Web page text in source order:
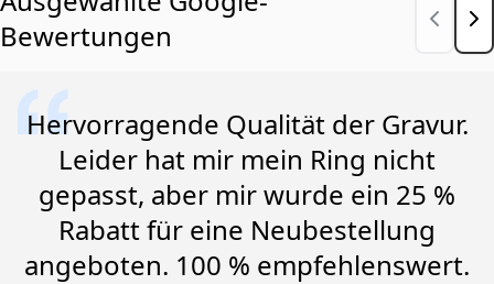
Bewertungen
Hervorragende Qualität der Gravur.
Leider hat mir mein Ring nicht
gepasst, aber mir wurde ein 25 %
Rabatt für eine Neubestellung
angeboten. 100 % empfehlenswert.